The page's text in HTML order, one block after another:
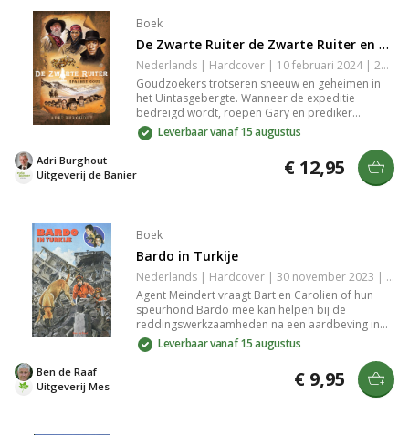
Boek
De Zwarte Ruiter de Zwarte Ruiter en Spaans Goud
Nederlands | Hardcover | 10 februari 2024 | 208 pagina's | 9789402909852
Goudzoekers trotseren sneeuw en geheimen in
het Uintasgebergte. Wanneer de expeditie
bedreigd wordt, roepen Gary en prediker
Brother Mac de hulp in van Mike Lewis, De Zwarte
Ruiter, en zijn vriend Mantohpa. Een spannende
mysterieuze saboteur die hun plannen
Leverbaar vanaf 15 augustus
Uitgeverij de Banier
Adri Burghout € 12,95
Boek
Bardo in Turkije
Nederlands | Hardcover | 30 november 2023 | 128 pagina's | 9789059524330
Agent Meindert vraagt Bart en Carolien of hun
speurhond Bardo mee kan helpen bij de
reddingswerkzaamheden na een aardbeving in
Turkije. Bar en Carolien besluiten mee te gaan op
deze spannende en emotionele reis. Een
inspirerend verhaal over moed, behulpzaamheid
en de bijzondere band tussen mens en hond.
Leverbaar vanaf 15 augustus
Uitgeverij Mes
Ben de Raaf € 9,95